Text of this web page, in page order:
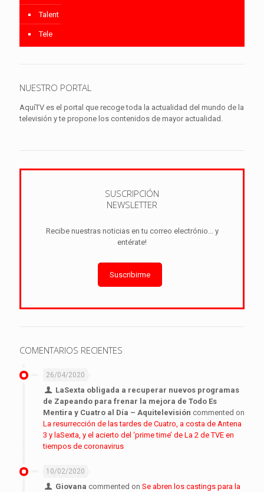
Talent
Tele
NUESTRO PORTAL
AquíTV es el portal que recoge toda la actualidad del mundo de la
televisión y te propone los contenidos de mayor actualidad.
SUSCRIPCIÓN
NEWSLETTER
Recibe nuestras noticias en tu correo electrónio... y
entérate!
Suscribirme
COMENTARIOS RECIENTES
26/04/2020
LaSexta obligada a recuperar nuevos programas
de Zapeando para frenar la mejora de Todo Es
Mentira y Cuatro al Día – Aquitelevisión commented on
La resurrección de las tardes de Cuatro, a costa de Antena
3 y laSexta, y el acierto del ‘prime time’ de La 2 de TVE en
tiempos de coronavirus
10/02/2020
Giovana commented onSe abren los castings para la